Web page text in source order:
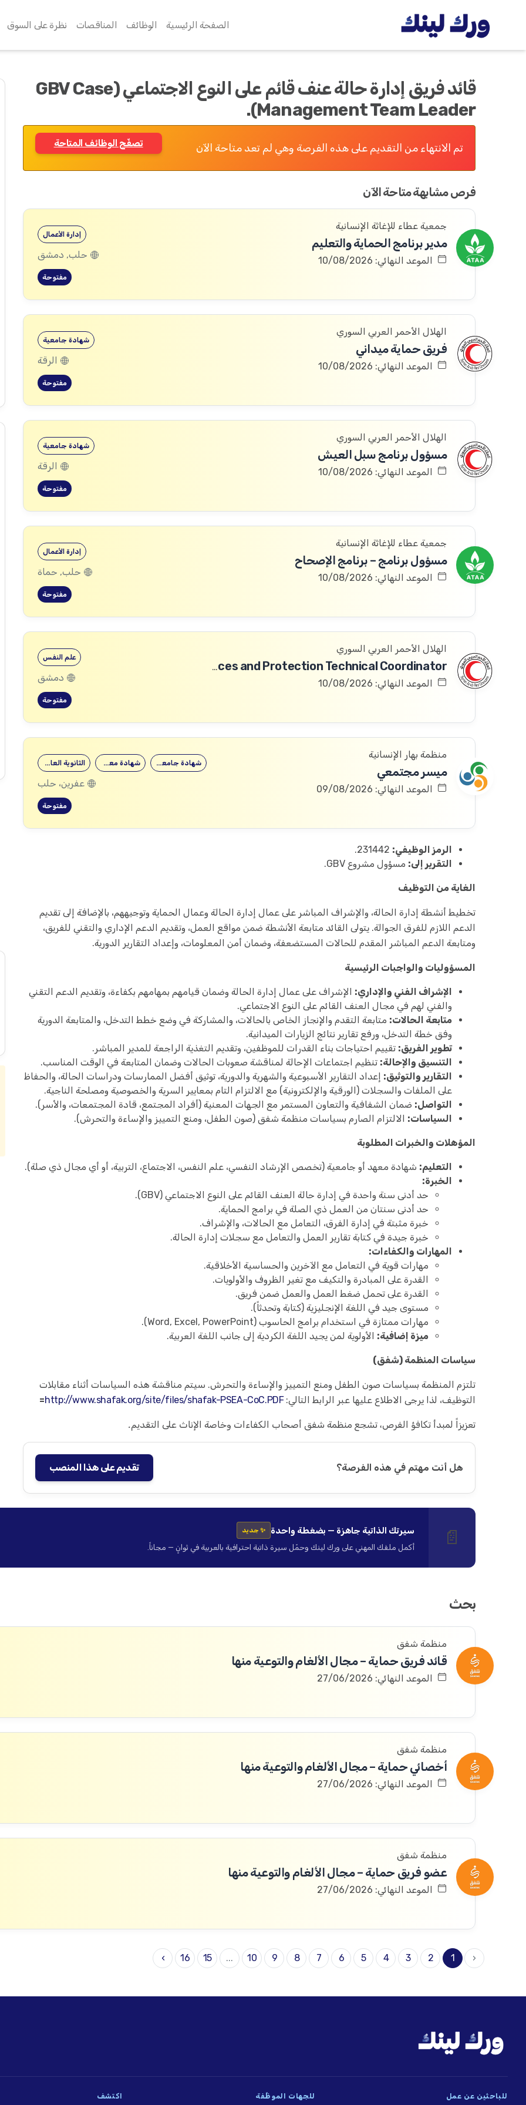
الصفحة الرئيسية الوظائف المناقصات نظرة على السوق
قائد فريق إدارة حالة عنف قائم على النوع الاجتماعي (GBV Case
Management Team Leader).
تم الانتهاء من التقديم على هذه الفرصة وهي لم تعد متاحة الآن تصفّح الوظائف المتاحة
فرص مشابهة متاحة الآن
جمعية عطاء للإغاثة الإنسانية
مدير برنامج الحماية والتعليم
الموعد النهائي: 10/08/2026
إدارة الأعمال
حلب, دمشق
مفتوحة
الهلال الأحمر العربي السوري
فريق حماية ميداني
الموعد النهائي: 10/08/2026
شهادة جامعية
الرقة
مفتوحة
الهلال الأحمر العربي السوري
مسؤول برنامج سبل العيش
الموعد النهائي: 10/08/2026
شهادة جامعية
الرقة
مفتوحة
جمعية عطاء للإغاثة الإنسانية
مسؤول برنامج – برنامج الإصحاح
الموعد النهائي: 10/08/2026
إدارة الأعمال
حلب, حماة
مفتوحة
الهلال الأحمر العربي السوري
Community Services and Protection Technical Coordinator
الموعد النهائي: 10/08/2026
علم النفس
دمشق
مفتوحة
منظمة بهار الإنسانية
ميسر مجتمعي
الموعد النهائي: 09/08/2026
الثانوية العامة شهادة معهد شهادة جامعية
عفرين، حلب
مفتوحة
الرمز الوظيفي:
التقرير إلى: مسؤول مشروع GBV.
الغاية من التوظيف
تخطيط أنشطة إدارة الحالة، والإشراف المباشر على عمال إدارة الحالة وعمال الحماية وتوجيههم، بالإضافة إلى تقديم
الدعم اللازم للفرق الجوالة. يتولى القائد متابعة الأنشطة ضمن مواقع العمل، وتقديم الدعم الإداري والتقني للفريق،
ومتابعة الدعم المباشر المقدم للحالات المستضعفة، وضمان أمن المعلومات، وإعداد التقارير الدورية.
المسؤوليات والواجبات الرئيسية
الإشراف الفني والإداري: الإشراف على عمال إدارة الحالة وضمان قيامهم بمهامهم بكفاءة، وتقديم الدعم التقني
والفني لهم في مجال العنف القائم على النوع الاجتماعي.
متابعة الحالات: متابعة التقدم والإنجاز الخاص بالحالات، والمشاركة في وضع خطط التدخل، والمتابعة الدورية
وفق خطة التدخل، ورفع تقارير نتائج الزيارات الميدانية.
تطوير الفريق: تقييم احتياجات بناء القدرات للموظفين، وتقديم التغذية الراجعة للمدير المباشر.
التنسيق والإحالة: تنظيم اجتماعات الإحالة لمناقشة صعوبات الحالات وضمان المتابعة في الوقت المناسب.
التقارير والتوثيق: إعداد التقارير الأسبوعية والشهرية والدورية، توثيق أفضل الممارسات ودراسات الحالة، والحفاظ
على الملفات والسجلات (الورقية والإلكترونية) مع الالتزام التام بمعايير السرية والخصوصية ومصلحة الناجية.
التواصل: ضمان الشفافية والتعاون المستمر مع الجهات المعنية (أفراد المجتمع، قادة المجتمعات، والأسر).
السياسات: الالتزام الصارم بسياسات منظمة شفق (صون الطفل، ومنع التمييز والإساءة والتحرش).
المؤهلات والخبرات المطلوبة
التعليم: شهادة معهد أو جامعية (تخصص الإرشاد النفسي، علم النفس، الاجتماع، التربية، أو أي مجال ذي صلة).
الخبرة:
حد أدنى سنة واحدة في إدارة حالة العنف القائم على النوع الاجتماعي (GBV).
حد أدنى سنتان من العمل ذي الصلة في برامج الحماية.
خبرة مثبتة في إدارة الفرق، التعامل مع الحالات، والإشراف.
خبرة جيدة في كتابة تقارير العمل والتعامل مع سجلات إدارة الحالة.
المهارات والكفاءات:
مهارات قوية في التعامل مع الآخرين والحساسية الأخلاقية.
القدرة على المبادرة والتكيف مع تغير الظروف والأولويات.
القدرة على تحمل ضغط العمل والعمل ضمن فريق.
مستوى جيد في اللغة الإنجليزية (كتابة وتحدثاً).
مهارات ممتازة في استخدام برامج الحاسوب (Word, Excel, PowerPoint).
ميزة إضافية: الأولوية لمن يجيد اللغة الكردية إلى جانب اللغة العربية.
سياسات المنظمة (شفق)
تلتزم المنظمة بسياسات صون الطفل ومنع التمييز والإساءة والتحرش. سيتم مناقشة هذه السياسات أثناء مقابلات
التوظيف، لذا يرجى الاطلاع عليها عبر الرابط التالي:http://www.shafak.org/site/files/shafak-PSEA-CoC.PDF
=
تعزيزاً لمبدأ تكافؤ الفرص، تشجع منظمة شفق أصحاب الكفاءات وخاصة الإناث على التقديم.
هل أنت مهتم في هذه الفرصة؟ تقديم على هذا المنصب
📄 سيرتك الذاتية جاهزة — بضغطة واحدة ✨ جديد
أكمل ملفك المهني على ورك لينك وحمّل سيرة ذاتية احترافية بالعربية في ثوانٍ — مجاناً.
بحث
منظمة شفق
قائد فريق حماية – مجال الألغام والتوعية منها
الموعد النهائي: 27/06/2026
منظمة شفق
أخصائي حماية – مجال الألغام والتوعية منها
الموعد النهائي: 27/06/2026
منظمة شفق
عضو فريق حماية – مجال الألغام والتوعية منها
الموعد النهائي: 27/06/2026
‹
1
2
3
4
5
6
7
8
9
10
...
15
16
›
للباحثين عن عمل للجهات الموظِّفة اكتشف